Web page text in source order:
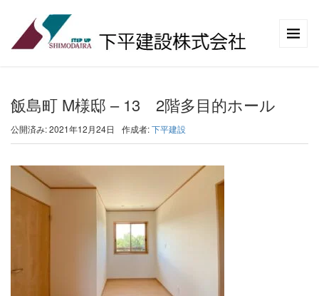
飯島町 M様邸 – 13 2階多目的ホール
公開済み: 2021年12月24日 作成者:下平建設